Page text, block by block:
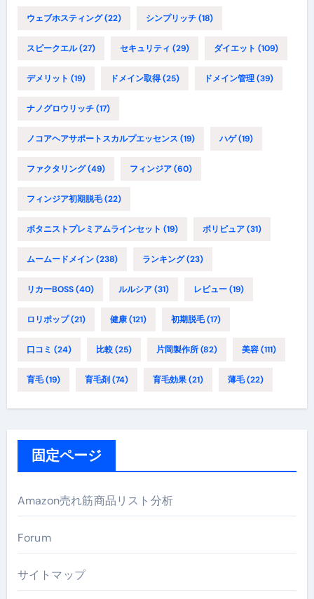
ウェブホスティング(22) シンプリッチ(18)
スピークエル(27) セキュリティ (29) ダイエット (109)
デメリット (19) ドメイン取得(25) ドメイン管理(39)
ナノグロウリッチ(17)
ノコアヘアサポートスカルプエッセンス (19) ハゲ(19)
ファクタリング(49) フィンジア(60)
フィンジア初期脱毛(22)
ボタニストプレミアムラインセット (19) ポリピュア(31)
ムームードメイン(238) ランキング(23)
リカーBOSS(40) ルルシア(31) レビュー(19)
ロリポップ(21) 健康(121) 初期脱毛(17)
口コミ (24) 比較(25) 片岡製作所(82) 美容(111)
育毛(19) 育毛剤(74) 育毛効果(21) 薄毛(22)
固定ページ
Amazon売れ筋商品リスト分析
Forum
サイトマップ